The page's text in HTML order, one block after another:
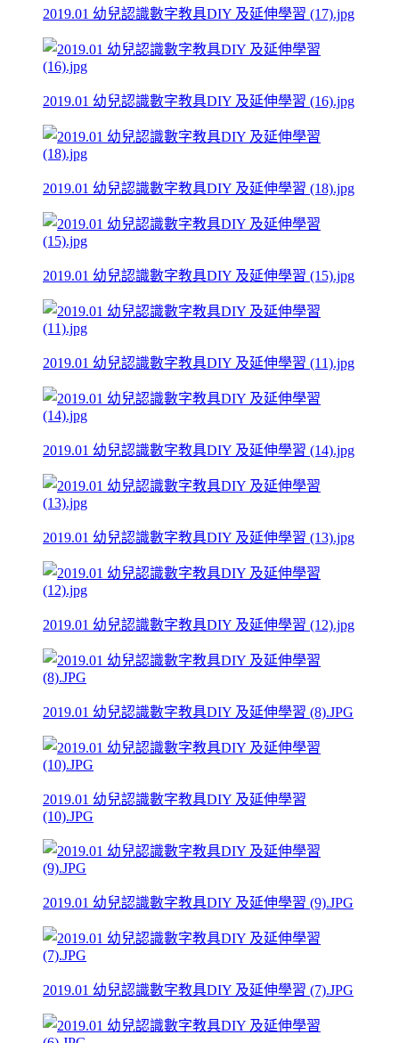
2019.01 幼兒認識數字教具DIY 及延伸學習 (17).jpg
2019.01 幼兒認識數字教具DIY 及延伸學習 (16).jpg
2019.01 幼兒認識數字教具DIY 及延伸學習 (18).jpg
2019.01 幼兒認識數字教具DIY 及延伸學習 (15).jpg
2019.01 幼兒認識數字教具DIY 及延伸學習 (11).jpg
2019.01 幼兒認識數字教具DIY 及延伸學習 (14).jpg
2019.01 幼兒認識數字教具DIY 及延伸學習 (13).jpg
2019.01 幼兒認識數字教具DIY 及延伸學習 (12).jpg
2019.01 幼兒認識數字教具DIY 及延伸學習 (8).JPG
2019.01 幼兒認識數字教具DIY 及延伸學習
(10).JPG
2019.01 幼兒認識數字教具DIY 及延伸學習 (9).JPG
2019.01 幼兒認識數字教具DIY 及延伸學習 (7).JPG